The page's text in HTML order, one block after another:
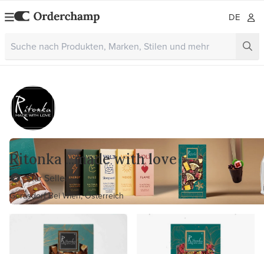
DE
Ritonka ...made with love
Star Seller
Gerasdorf Bei Wien, Österreich